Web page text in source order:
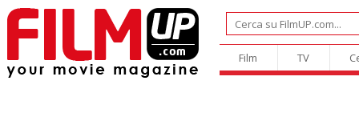
Film TV